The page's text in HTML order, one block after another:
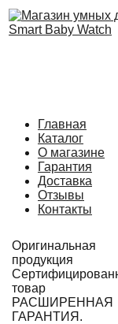
Главная
Каталог
О магазине
Гарантия
Доставка
Отзывы
Контакты
Оригинальная
продукция
товар
РАСШИРЕННАЯ
ГАРАНТИЯ.